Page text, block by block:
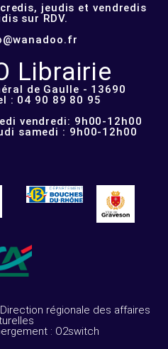
jeudis et vendredis
sur RDV.
Librairie
de Gaulle - 13690
: 04 90 89 80 95
vendredi: 9h00-12h00
samedi : 9h00-12h00
Direction régionale des affaires
: O2switch